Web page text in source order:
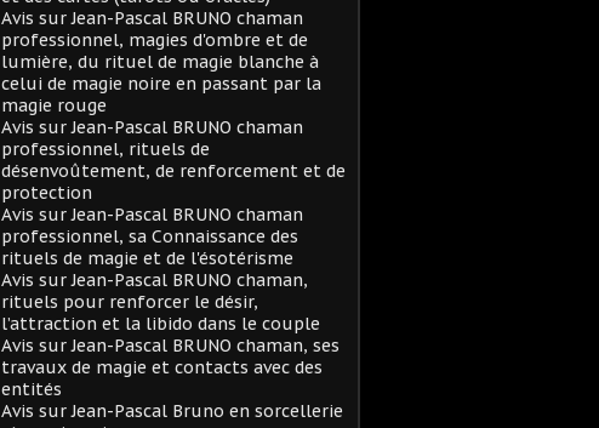
Avis sur Jean-Pascal BRUNO chaman
professionnel, magies d'ombre et de
lumière, du rituel de magie blanche à
celui de magie noire en passant par la
magie rouge
Avis sur Jean-Pascal BRUNO chaman
professionnel, rituels de
désenvoûtement, de renforcement et de
protection
Avis sur Jean-Pascal BRUNO chaman
professionnel, sa Connaissance des
rituels de magie et de l'ésotérisme
Avis sur Jean-Pascal BRUNO chaman,
rituels pour renforcer le désir,
l’attraction et la libido dans le couple
Avis sur Jean-Pascal BRUNO chaman, ses
travaux de magie et contacts avec des
entités
Avis sur Jean-Pascal Bruno en sorcellerie